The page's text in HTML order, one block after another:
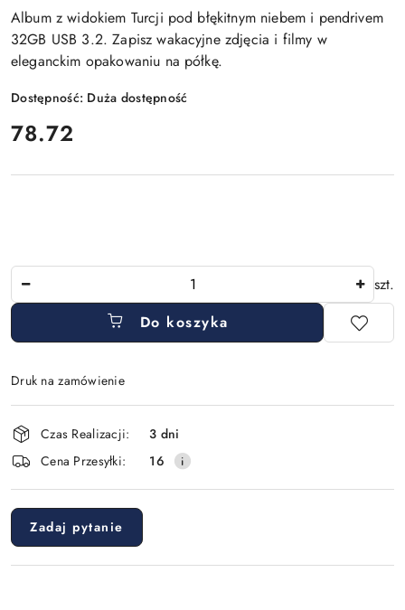
Album z widokiem Turcji pod błękitnym niebem i pendrivem
32GB USB 3.2. Zapisz wakacyjne zdjęcia i filmy w
eleganckim opakowaniu na półkę.
Dostępność: Duża dostępność
cena:
78.72
szt.
Do koszyka
Druk na zamówienie
Dostępność
i
dostawa
Czas Realizacji:
3 dni
Cena Przesyłki:
16
Zadaj pytanie